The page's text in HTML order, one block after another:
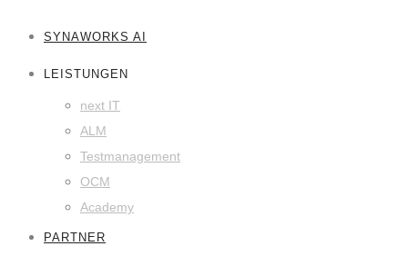
SYNAWORKS AI
LEISTUNGEN
next IT
ALM
Testmanagement
OCM
Academy
PARTNER